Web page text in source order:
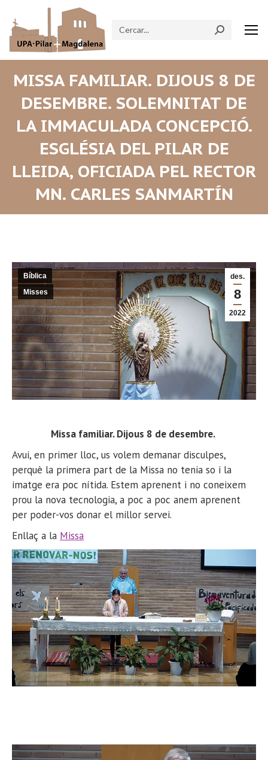
Search:
MISSA FAMILIAR. DIJOUS 8 DE
DESEMBRE. SOLEMNITAT DE
LA IMMACULADA CONCEPCIÓ.
ESGLÉSIA DEL PILAR DE
LLEIDA, OFICIADA PEL RECTOR
MN. CARLES SANMARTÍN
des.
8
2022
Bíblica
Misses
Missa familiar. Dijous 8 de desembre.
Avui, en primer lloc, us volem demanar disculpes,
perquè la primera part de la Missa no tenia so i la
imatge era poc nítida. Estem aprenent i no coneixem
prou la nova tecnologia, a poc a poc anem aprenent
per poder-vos donar el millor servei.
Enllaç a la Missa